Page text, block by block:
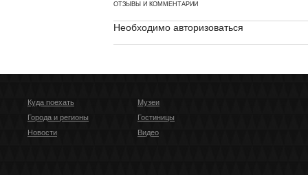
ОТЗЫВЫ И КОММЕНТАРИИ
Необходимо авторизоваться
Куда поехать
Города и регионы
Новости
Музеи
Гостиницы
Видео